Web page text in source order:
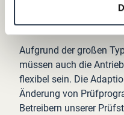
Änderungen
oder des
Aufgrund der großen
müssen auch die
flexibel sein. Die
Änderung von
Betreibern unserer